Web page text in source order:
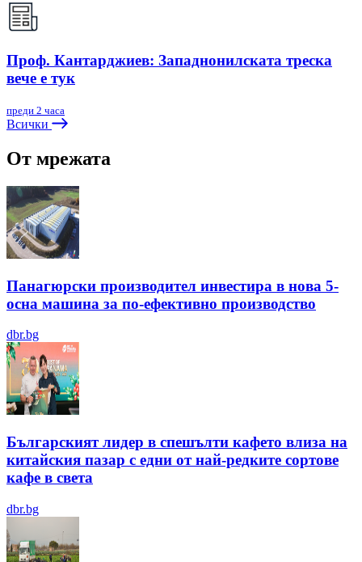
Проф. Кантарджиев: Западнонилската треска
вече е тук
преди 2 часа
Всички
От мрежата
Панагюрски производител инвестира в нова 5-
осна машина за по-ефективно производство
dbr.bg
Българският лидер в спешълти кафето влиза на
китайския пазар с едни от най-редките сортове
кафе в света
dbr.bg